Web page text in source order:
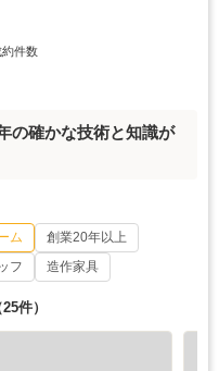
約件数
の確かな技術と知識が
ム
創業20年以上
フ 造作家具
25件）